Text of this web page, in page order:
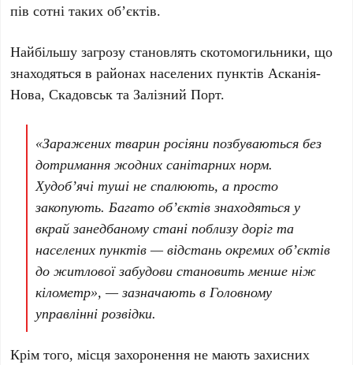
пів сотні таких об’єктів.
Найбільшу загрозу становлять скотомогильники, що
знаходяться в районах населених пунктівАсканія-
Нова,Скадовськ таЗалізний Порт.
«Заражених тварин росіяни позбуваються без
дотримання жодних санітарних норм.
Худоб’ячі туші не спалюють, а просто
закопують. Багато об’єктів знаходяться у
вкрай занедбаному стані поблизу доріг та
населених пунктів — відстань окремих об’єктів
до житлової забудови становить менше ніж
кілометр», — зазначають в Головному
управлінні розвідки.
Крім того, місця захоронення не мають захисних